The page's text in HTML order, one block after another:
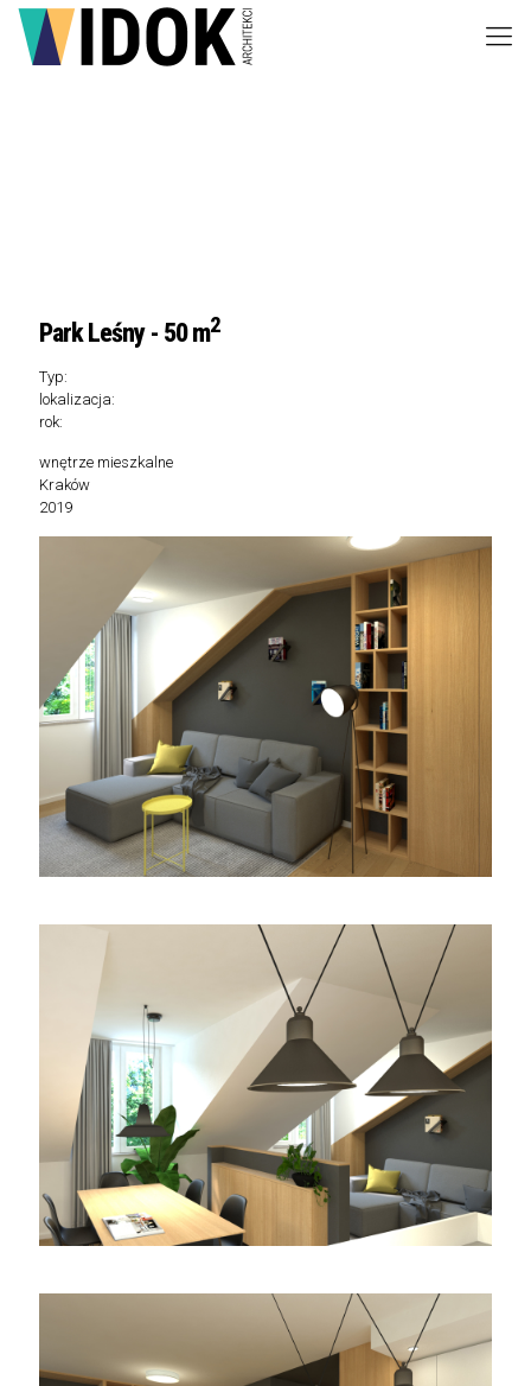
Park Leśny - 50 m2
Typ:
lokalizacja:
rok:
wnętrze mieszkalne
Kraków
2019